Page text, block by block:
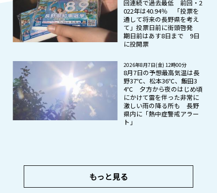
回連続で過去最低 前回・2
022年は40.94％ 「投票を
通して将来の長野県を考え
て」投票日前に街頭啓発
期日前はあす8日まで 9日
に投開票
2026年8月7日(金) 12時00分
8月7日の予想最高気温は長
野37℃、松本36℃、飯田3
4℃ 夕方から夜のはじめ頃
にかけて雷を伴った非常に
激しい雨の降る所も 長野
県内に「熱中症警戒アラー
ト」
もっと見る